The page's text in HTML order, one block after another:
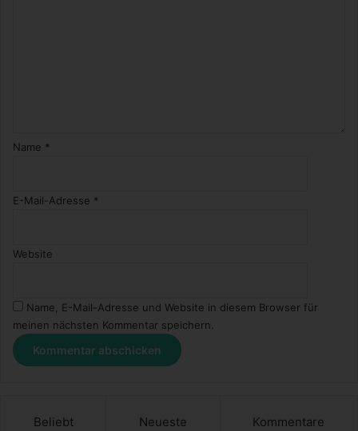
Name *
E-Mail-Adresse *
Website
Name, E-Mail-Adresse und Website in diesem Browser für
meinen nächsten Kommentar speichern.
Beliebt Neueste Kommentare